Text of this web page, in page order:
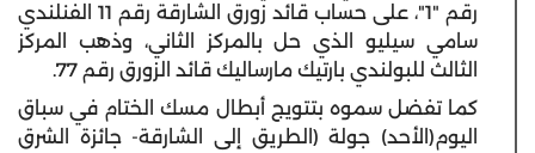
رقم "1"، على حساب قائد زورق الشارقة رقم 11 الفنلندي
سامي سيليو الذي حل بالمركز الثاني، وذهب المركز
الثالث للبولندي بارتيك مارساليك قائد الزورق رقم 77.
كما تفضل سموه بتتويج أبطال مسك الختام في سباق
اليوم(الأحد) جولة (الطريق إلى الشارقة- جائزة الشرق